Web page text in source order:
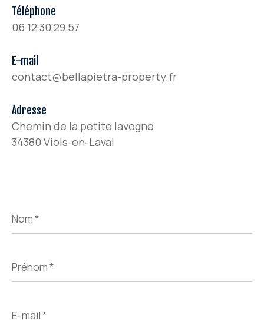
Téléphone
06 12 30 29 57
E-mail
contact@bellapietra-property.fr
Adresse
Chemin de la petite lavogne
34380 Viols-en-Laval
*
*
mail
*